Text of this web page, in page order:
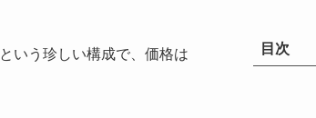
という珍しい構成で、価格は
目次